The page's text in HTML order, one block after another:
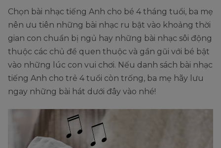
Chọn bài nhạc tiếng Anh cho bé 4 tháng tuổi, ba mẹ
nên ưu tiên những bài nhạc ru bật vào khoảng thời
gian con chuẩn bị ngủ hay những bài nhạc sôi động
thuộc các chủ đề quen thuộc và gần gũi với bé bật
vào những lúc con vui chơi. Nếu danh sách bài nhạc
tiếng Anh cho trẻ 4 tuổi còn trống, ba mẹ hãy lưu
ngay những bài hát dưới đây vào nhé!